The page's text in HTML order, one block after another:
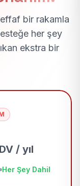
bir rakamla
her şey
ekstra bir
/ yıl
Her Şey Dahil